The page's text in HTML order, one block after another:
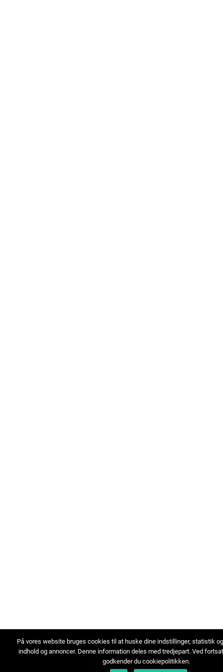
På vores website bruges cookies til at huske dine indstillinger, statistik
indhold og annoncer. Denne information deles med tredjepart. Ved
godkender du cookiepolitikken.